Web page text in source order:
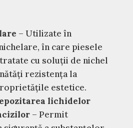
– Utilizate în
în care piesele
cu soluții de nichel
rezistența la
estetice.
lichidelor
– Permit